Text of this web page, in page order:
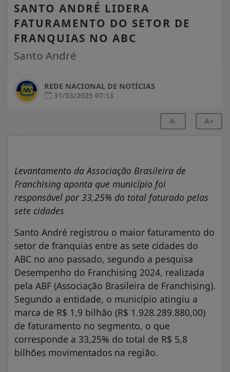
SANTO ANDRÉ LIDERA
FATURAMENTO DO SETOR DE
FRANQUIAS NO ABC
Santo André
REDE NACIONAL DE NOTÍCIAS
31/03/2025 07:13
A- A+
Levantamento da Associação Brasileira de
Franchising aponta que município foi
responsável por 33,25% do total faturado pelas
sete cidades
Santo André registrou o maior faturamento do
setor de franquias entre as sete cidades do
ABC no ano passado, segundo a pesquisa
Desempenho do Franchising 2024, realizada
pela ABF (Associação Brasileira de Franchising).
Segundo a entidade, o município atingiu a
marca de R$ 1,9 bilhão (R$ 1.928.289.880,00)
de faturamento no segmento, o que
corresponde a 33,25% do total de R$ 5,8
bilhões movimentados na região.